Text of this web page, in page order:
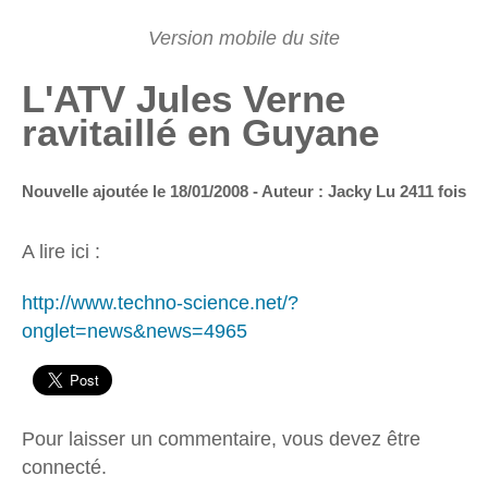
L'ATV Jules Verne
ravitaillé en Guyane
Nouvelle ajoutée le 18/01/2008 - Auteur : Jacky Lu 2411 fois
A lire ici :
http://www.techno-science.net/?
onglet=news&news=4965
Pour laisser un commentaire, vous devez être
connecté.